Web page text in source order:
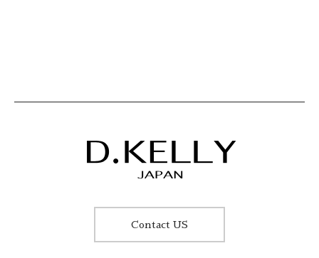
Contact US